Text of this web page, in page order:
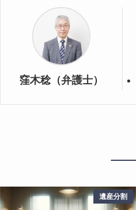
窪木稔（弁護士）
遺産分割